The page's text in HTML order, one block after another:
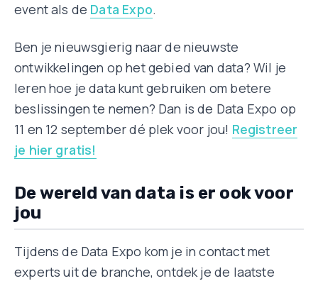
event als de Data Expo.
Ben je nieuwsgierig naar de nieuwste
ontwikkelingen op het gebied van data? Wil je
leren hoe je data kunt gebruiken om betere
beslissingen te nemen? Dan is de Data Expo op
11 en 12 september dé plek voor jou! Registreer
je hier gratis!
De wereld van data is er ook voor
jou
Tijdens de Data Expo kom je in contact met
experts uit de branche, ontdek je de laatste